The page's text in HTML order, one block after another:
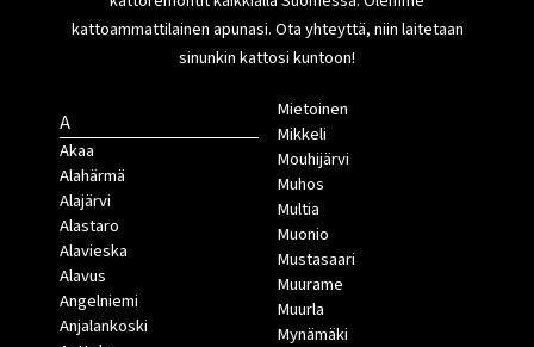
kattoammattilainen apunasi. Ota yhteyttä, niin laitetaan
sinunkin kattosi kuntoon!
A
Akaa
Alahärmä
Alajärvi
Alastaro
Alavieska
Alavus
Angelniemi
Anjalankoski
Mietoinen
Mikkeli
Mouhijärvi
Muhos
Multia
Muonio
Mustasaari
Muurame
Muurla
Mynämäki